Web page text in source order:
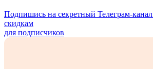
Подпишись на секретный Телеграм-канал
скидкам
для подписчиков